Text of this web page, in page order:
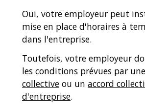
Oui, votre employeur peut
mise en place d'horaires à
dans l'entreprise.
Toutefois, votre employeur
les conditions prévues par une
collective ou un accord
d'entreprise.